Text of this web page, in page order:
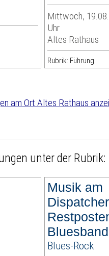
Mittwoch,
Uhr
Altes Rathaus
Rubrik: Führung
unter der Rubrik:
Musik am
Bluesband
Blues-Rock